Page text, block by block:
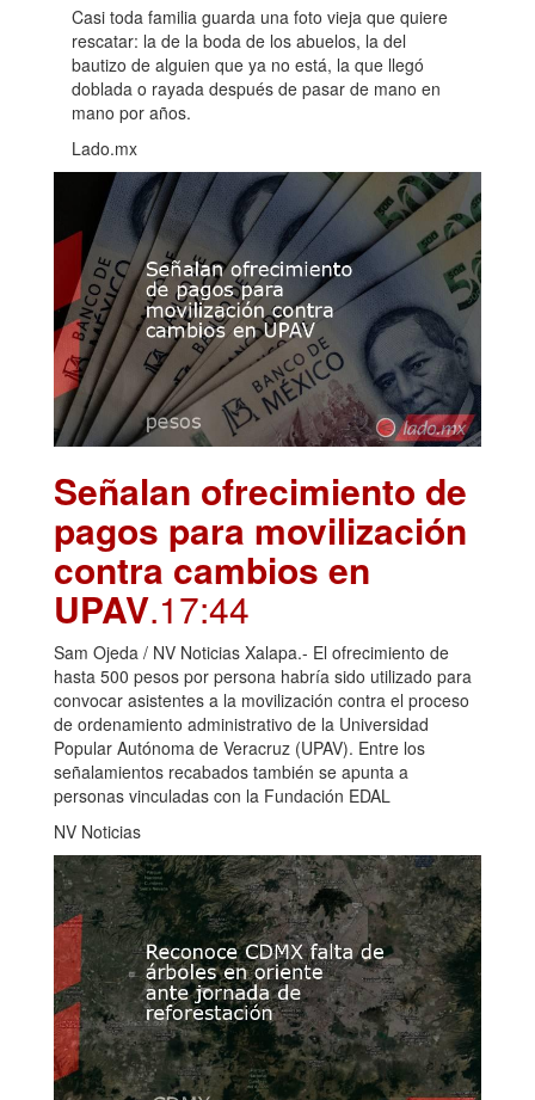
Casi toda familia guarda una foto vieja que quiere
rescatar: la de la boda de los abuelos, la del
bautizo de alguien que ya no está, la que llegó
doblada o rayada después de pasar de mano en
mano por años.
Lado.mx
Señalan ofrecimiento de
pagos para movilización
contra cambios en
UPAV.17:44
Sam Ojeda / NV Noticias Xalapa.- El ofrecimiento de
hasta 500 pesos por persona habría sido utilizado para
convocar asistentes a la movilización contra el proceso
de ordenamiento administrativo de la Universidad
Popular Autónoma de Veracruz (UPAV). Entre los
señalamientos recabados también se apunta a
personas vinculadas con la Fundación EDAL
NV Noticias